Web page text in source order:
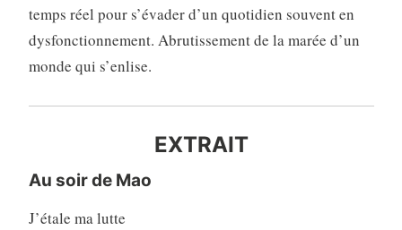
temps réel pour s’évader d’un quotidien souvent en
dysfonctionnement. Abrutissement de la marée d’un
monde qui s’enlise.
EXTRAIT
Au soir de Mao
J’étale ma lutte